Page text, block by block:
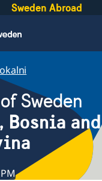
Sweden Abroad
Sweden
Bosnia and